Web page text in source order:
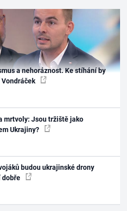
a nehoráznost. Ke stíhání by
Vondráček
mrtvoly: Jsou tržiště jako
Ukrajiny?
budou ukrajinské drony
dobře